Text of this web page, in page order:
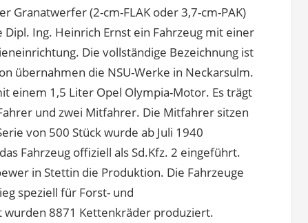
Granatwerfer (2-cm-FLAK oder 3,7-cm-PAK)
Ing. Heinrich Ernst ein Fahrzeug mit einer
Die vollständige Bezeichnung ist
übernahmen die NSU-Werke in Neckarsulm.
einem 1,5 Liter Opel Olympia-Motor. Es trägt
und zwei Mitfahrer. Die Mitfahrer sitzen
von 500 Stück wurde ab Juli 1940
Fahrzeug offiziell als Sd.Kfz. 2 eingeführt.
in Stettin die Produktion. Die Fahrzeuge
speziell für Forst- und
8871 Kettenkräder produziert.